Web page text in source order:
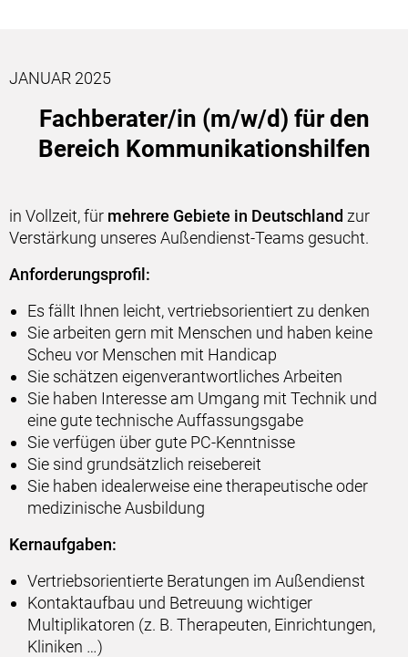
JANUAR 2025
Fachberater/in (m/w/d) für den
Bereich Kommunikationshilfen
in Vollzeit, für mehrere Gebiete in Deutschland zur
Verstärkung unseres Außendienst-Teams gesucht.
Anforderungsprofil:
Es fällt Ihnen leicht, vertriebsorientiert zu denken
Sie arbeiten gern mit Menschen und haben keine
Scheu vor Menschen mit Handicap
Sie schätzen eigenverantwortliches Arbeiten
Sie haben Interesse am Umgang mit Technik und
eine gute technische Auffassungsgabe
Sie verfügen über gute PC-Kenntnisse
Sie sind grundsätzlich reisebereit
Sie haben idealerweise eine therapeutische oder
medizinische Ausbildung
Kernaufgaben:
Vertriebsorientierte Beratungen im Außendienst
Kontaktaufbau und Betreuung wichtiger
Multiplikatoren (z. B. Therapeuten, Einrichtungen,
Kliniken …)